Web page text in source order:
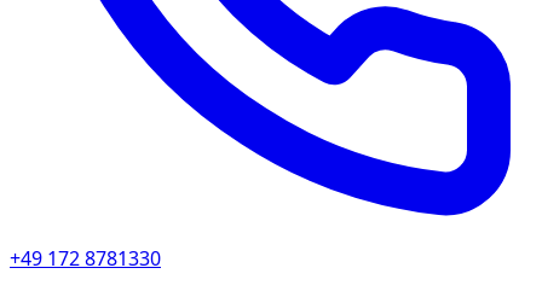
+49 172 8781330